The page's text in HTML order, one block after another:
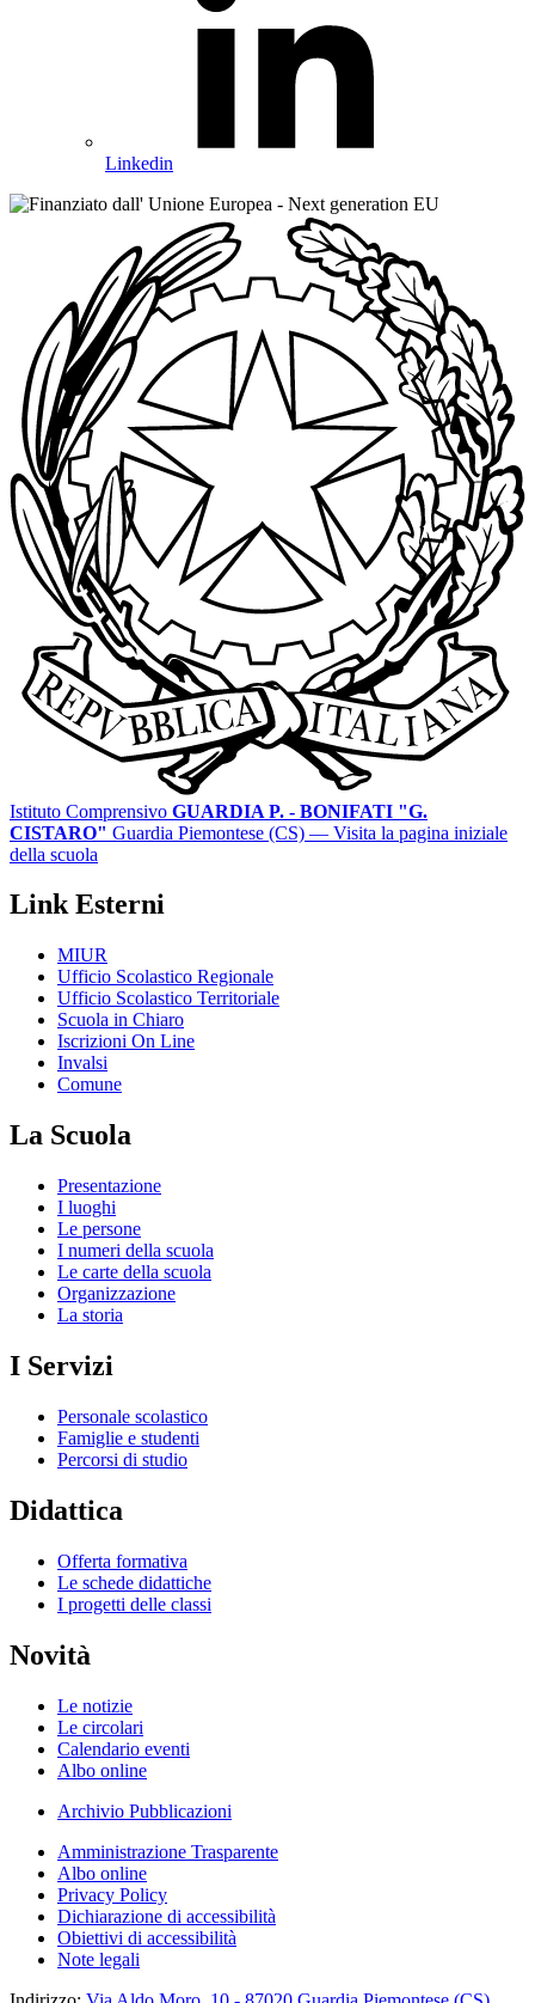
Linkedin
Istituto Comprensivo GUARDIA P. - BONIFATI "G.
CISTARO" Guardia Piemontese (CS) — Visita la pagina iniziale
della scuola
Link Esterni
MIUR
Ufficio Scolastico Regionale
Ufficio Scolastico Territoriale
Scuola in Chiaro
Iscrizioni On Line
Invalsi
Comune
La Scuola
Presentazione
I luoghi
Le persone
I numeri della scuola
Le carte della scuola
Organizzazione
La storia
I Servizi
Personale scolastico
Famiglie e studenti
Percorsi di studio
Didattica
Offerta formativa
Le schede didattiche
I progetti delle classi
Novità
Le notizie
Le circolari
Calendario eventi
Albo online
Archivio Pubblicazioni
Amministrazione Trasparente
Albo online
Privacy Policy
Dichiarazione di accessibilità
Obiettivi di accessibilità
Note legali